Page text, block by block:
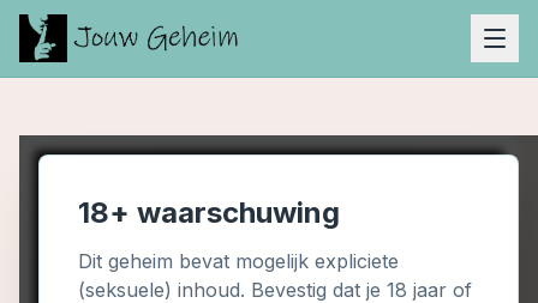
18+ waarschuwing
Dit geheim bevat mogelijk expliciete
(seksuele) inhoud. Bevestig dat je 18 jaar of